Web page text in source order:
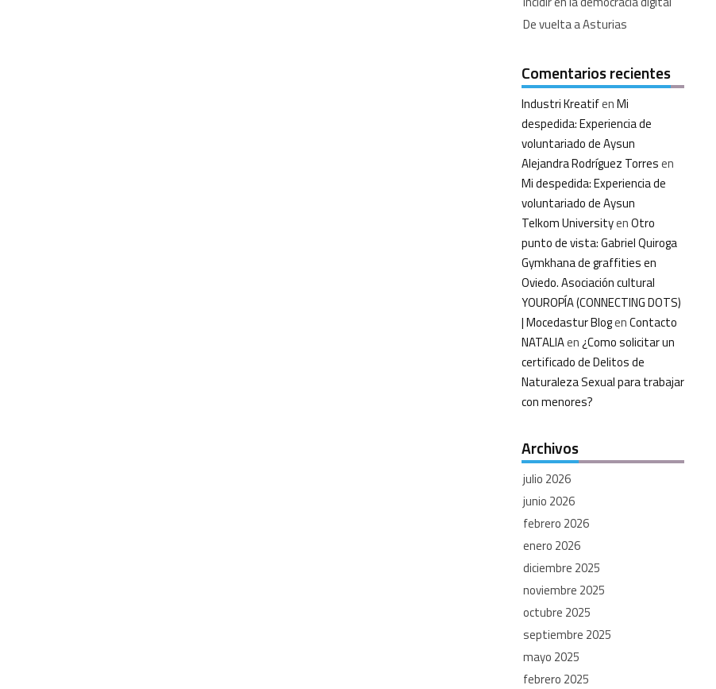
De vuelta a Asturias
Comentarios recientes
Industri KreatifenMi
despedida: Experiencia de
voluntariado de Aysun
Alejandra Rodríguez Torresen
Mi despedida: Experiencia de
voluntariado de Aysun
Telkom UniversityenOtro
punto de vista: Gabriel Quiroga
Gymkhana de graffities en
Oviedo. Asociación cultural
YOUROPÍA (CONNECTING DOTS)
| Mocedastur BlogenContacto
NATALIAen¿Como solicitar un
certificado de Delitos de
Naturaleza Sexual para trabajar
con menores?
Archivos
julio 2026
junio 2026
febrero 2026
enero 2026
diciembre 2025
noviembre 2025
octubre 2025
septiembre 2025
mayo 2025
febrero 2025